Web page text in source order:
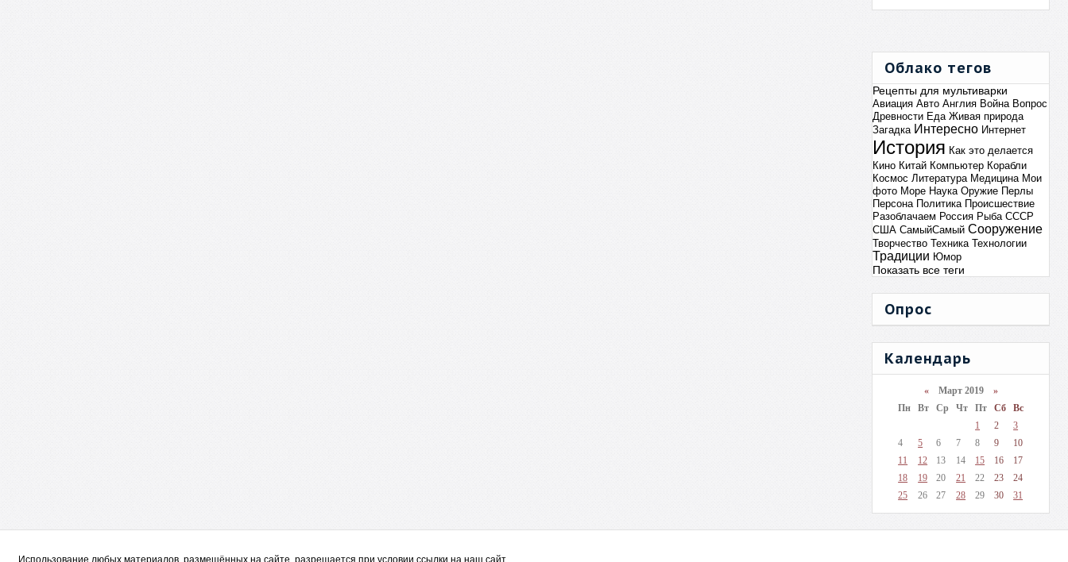
Облако тегов
Рецепты для мультиварки
Авиация Авто Англия Война Вопрос
Древности Еда Живая природа
Загадка Интересно Интернет
История Как это делается
Кино Китай Компьютер Корабли
Космос Литература Медицина Мои
фото Море Наука Оружие Перлы
Персона Политика Происшествие
Разоблачаем Россия Рыба СССР
США СамыйСамый Сооружение
Творчество Техника Технологии
Традиции Юмор
Показать все теги
Опрос
Календарь
«Март 2019 »
Пн
Вт Ср Чт Пт Сб
Вс
1
2
3
4
5 6 7 8 9
10
11
12 13 14 15 16
17
18
19 20 21 22 23
24
25
26 27 28 29 30 31
Использование любых материалов, размещённых на сайте, разрешается при условии ссылки на наш сайт.